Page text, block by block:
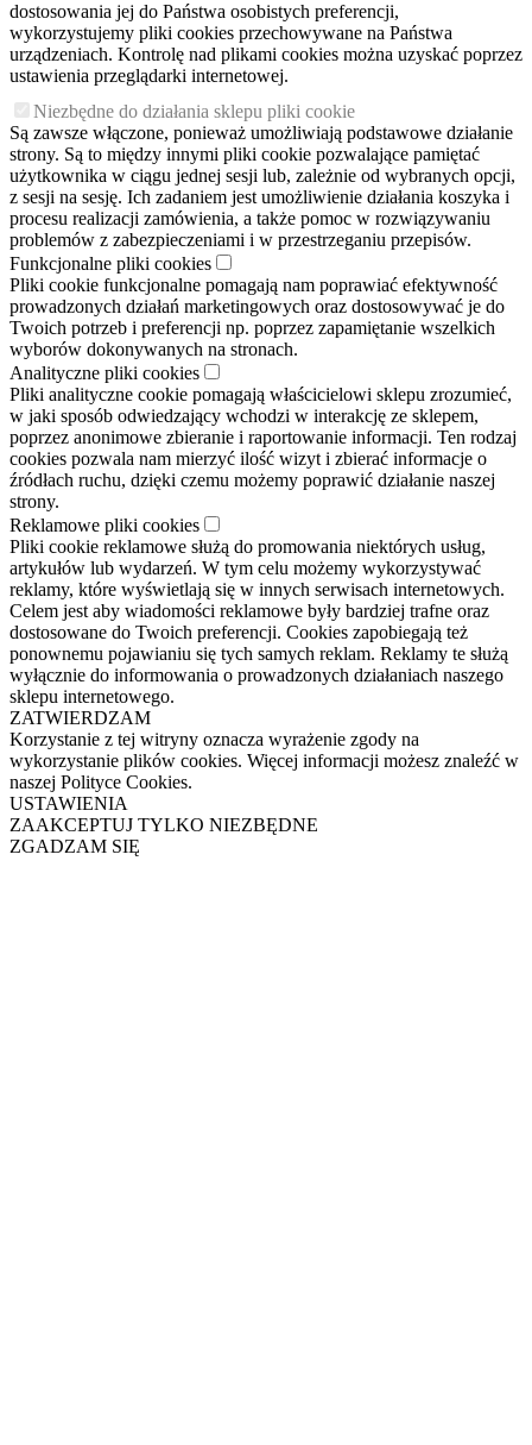
dostosowania jej do Państwa osobistych preferencji,
wykorzystujemy pliki cookies przechowywane na Państwa
urządzeniach. Kontrolę nad plikami cookies można uzyskać poprzez
ustawienia przeglądarki internetowej.
Niezbędne do działania sklepu pliki cookie
Są zawsze włączone, ponieważ umożliwiają podstawowe działanie
strony. Są to między innymi pliki cookie pozwalające pamiętać
użytkownika w ciągu jednej sesji lub, zależnie od wybranych opcji,
z sesji na sesję. Ich zadaniem jest umożliwienie działania koszyka i
procesu realizacji zamówienia, a także pomoc w rozwiązywaniu
problemów z zabezpieczeniami i w przestrzeganiu przepisów.
Funkcjonalne pliki cookies
Pliki cookie funkcjonalne pomagają nam poprawiać efektywność
prowadzonych działań marketingowych oraz dostosowywać je do
Twoich potrzeb i preferencji np. poprzez zapamiętanie wszelkich
wyborów dokonywanych na stronach.
Analityczne pliki cookies
Pliki analityczne cookie pomagają właścicielowi sklepu zrozumieć,
w jaki sposób odwiedzający wchodzi w interakcję ze sklepem,
poprzez anonimowe zbieranie i raportowanie informacji. Ten rodzaj
cookies pozwala nam mierzyć ilość wizyt i zbierać informacje o
źródłach ruchu, dzięki czemu możemy poprawić działanie naszej
strony.
Reklamowe pliki cookies
Pliki cookie reklamowe służą do promowania niektórych usług,
artykułów lub wydarzeń. W tym celu możemy wykorzystywać
reklamy, które wyświetlają się w innych serwisach internetowych.
Celem jest aby wiadomości reklamowe były bardziej trafne oraz
dostosowane do Twoich preferencji. Cookies zapobiegają też
ponownemu pojawianiu się tych samych reklam. Reklamy te służą
wyłącznie do informowania o prowadzonych działaniach naszego
sklepu internetowego.
ZATWIERDZAM
Korzystanie z tej witryny oznacza wyrażenie zgody na
wykorzystanie plików cookies. Więcej informacji możesz znaleźć w
naszej Polityce Cookies.
USTAWIENIA
ZAAKCEPTUJ TYLKO NIEZBĘDNE
ZGADZAM SIĘ